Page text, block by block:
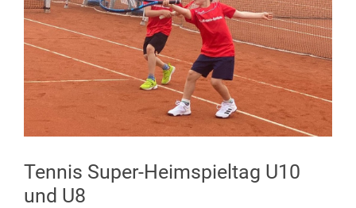
Tennis Super-Heimspieltag U10
und U8